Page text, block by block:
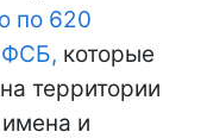
по 620
ФСБ, которые
территории
и